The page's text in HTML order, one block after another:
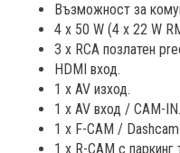
Възможност за
4 x 50 W (4 x 22 W
3 x RCA позлатен
HDMI вход.
1 x AV изход.
1 x AV вход / CAM-IN.
1 x F-CAM /
1 x R-CAM с паркинг